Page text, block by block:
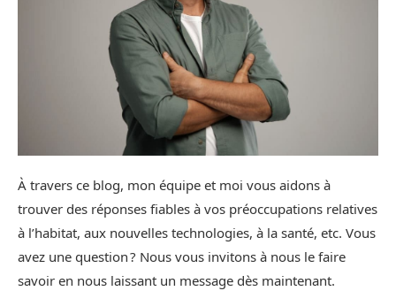
À travers ce blog, mon équipe et moi vous aidons à
trouver des réponses fiables à vos préoccupations relatives
à l’habitat, aux nouvelles technologies, à la santé, etc. Vous
avez une question ? Nous vous invitons à nous le faire
savoir en nous laissant un message dès maintenant.